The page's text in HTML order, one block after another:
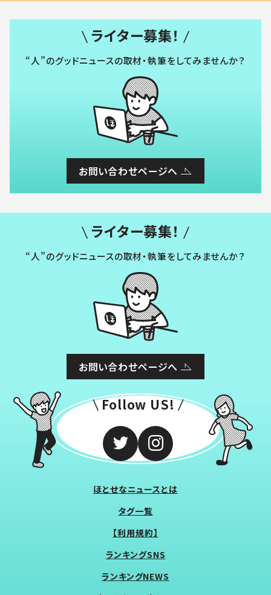
ライター募集！
“人”のグッドニュースの取材・執筆をしてみませんか？
お問い合わせページへ
ライター募集！
“人”のグッドニュースの取材・執筆をしてみませんか？
お問い合わせページへ
Follow US!
ほとせなニュースとは
タグ一覧
【利用規約】
ランキングSNS
ランキングNEWS